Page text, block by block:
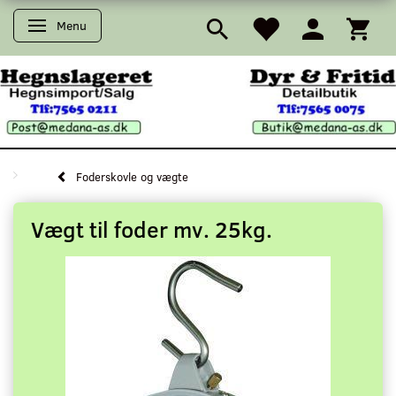
Skifte navigation
Menu
Foderskovle og vægte
Vægt til foder mv. 25kg.